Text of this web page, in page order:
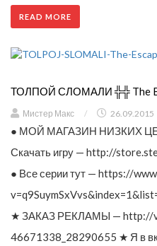
READ MORE
ТОЛПОЙ СЛОМАЛИ ╬╬ The
Мистер Макс / 26.09.2015
● МОЙ МАГАЗИН НИЗКИХ
Скачать игру — http://
● Все серии тут — https://
★ ЗАКАЗ РЕКЛАМЫ — http://
46671338_28290655 ★ Я в